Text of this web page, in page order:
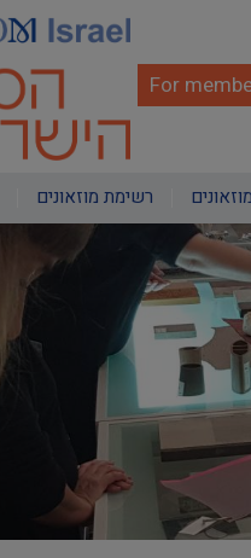
For
רשימת מוזאונים